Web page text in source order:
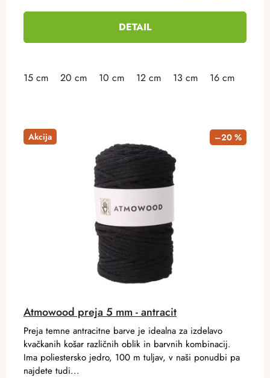
DETAIL
15 cm 20 cm 10 cm 12 cm 13 cm 16 cm
Akcija –20 %
Atmowood preja 5 mm - antracit
Preja temne antracitne barve je idealna za izdelavo
kvačkanih košar različnih oblik in barvnih kombinacij.
Ima poliestersko jedro, 100 m tuljav, v naši ponudbi pa
najdete tudi...